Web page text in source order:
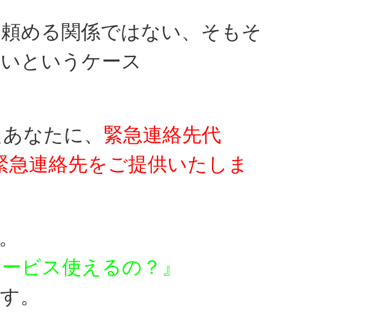
める関係ではない、 そもそ
というケース
なたに、 緊急連絡先代
急連絡先をご提供いたしま
ビス使えるの？』
。